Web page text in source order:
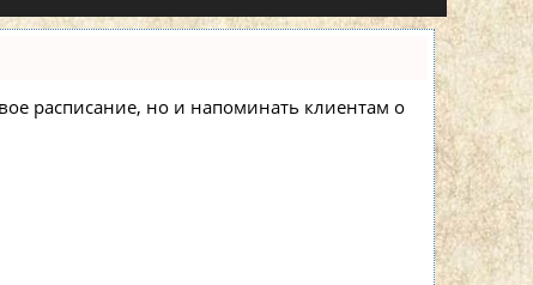
расписание, но и напоминать клиентам о